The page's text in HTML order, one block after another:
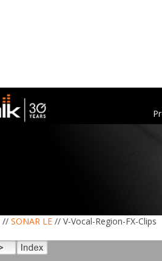
// SONAR LE // V-Vocal-Region-FX-Clips